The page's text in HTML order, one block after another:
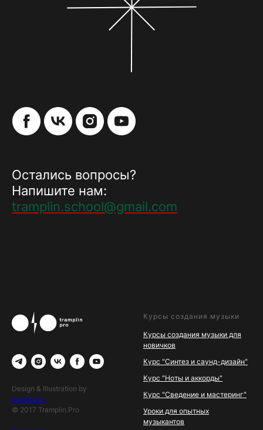
Остались вопросы?
Напишите нам:
tramplin.school@gmail.com
Design & Illustration by
Apollnaria
© 2017 Tramplin.Pro
Курсы создания музыки
Курсы создания музыки для
новичков
Курс "Синтез и саунд-дизайн"
Курс "Ноты и аккорды"
Курс "Сведение и мастеринг"
Уроки для опытных
музыкантов